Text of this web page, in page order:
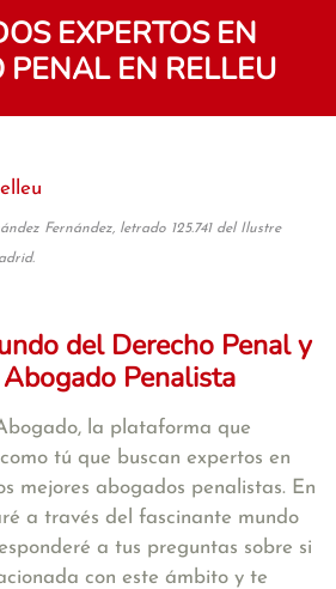
EXPERTOS EN
PENAL EN RELLEU
Fernández, letrado 125.741 del Ilustre
del Derecho Penal y
Penalista
la plataforma que
tú que buscan expertos en
mejores abogados penalistas. En
a través del fascinante mundo
a tus preguntas sobre si
con este ámbito y te